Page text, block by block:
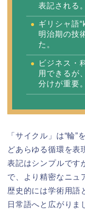
表記される。
ギリシャ語
明治期の技
た。
ビジネス・
用できるが
分けが重要。
「サイクル」は“輪
どあらゆる循環を表
表記はシンプルです
で、より精密なニュ
歴史的には学術用語
日常語へと広がりま